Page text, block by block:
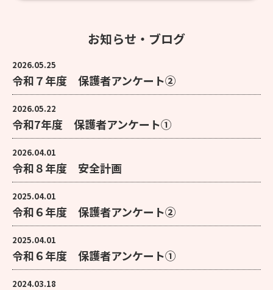
お知らせ・ブログ
2026.05.25
令和７年度 保護者アンケート②
2026.05.22
令和7年度 保護者アンケート①
2026.04.01
令和８年度 安全計画
2025.04.01
令和６年度 保護者アンケート②
2025.04.01
令和６年度 保護者アンケート①
2024.03.18